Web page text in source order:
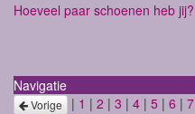
Hoeveel paar schoenen heb jij?
Navigatie
Vorige | 1 | 2 | 3 | 4 | 5 | 6 | 7